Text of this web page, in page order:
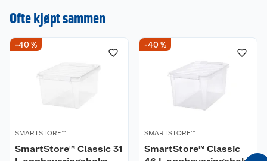
en omtale.
Ofte kjøpt sammen
-40 %
SMARTSTORE™
SmartStore™ Classic 31
-40 %
SMARTSTORE™
SmartStore™ Classic